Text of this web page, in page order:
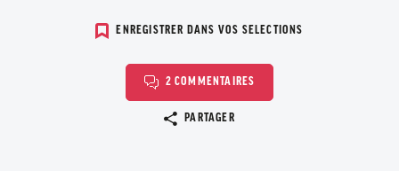
ENREGISTRER DANS VOS SELECTIONS
2 COMMENTAIRES
PARTAGER